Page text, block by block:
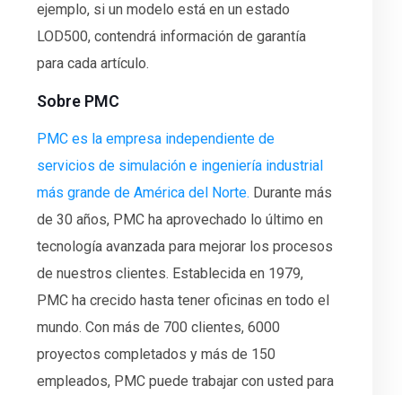
ejemplo, si un modelo está en un estado
LOD500, contendrá información de garantía
para cada artículo.
Sobre PMC
PMC es la empresa independiente de
servicios de simulación e ingeniería industrial
más grande de América del Norte. Durante más
de 30 años, PMC ha aprovechado lo último en
tecnología avanzada para mejorar los procesos
de nuestros clientes. Establecida en 1979,
PMC ha crecido hasta tener oficinas en todo el
mundo. Con más de 700 clientes, 6000
proyectos completados y más de 150
empleados, PMC puede trabajar con usted para